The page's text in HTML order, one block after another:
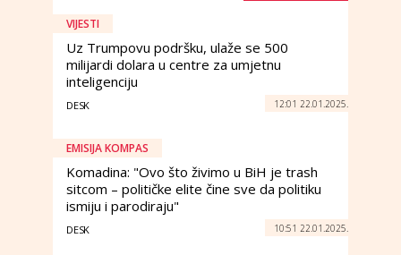
VIJESTI
Uz Trumpovu podršku, ulaže se 500
milijardi dolara u centre za umjetnu
inteligenciju
DESK 12:01 22.01.2025.
EMISIJA KOMPAS
Komadina: "Ovo što živimo u BiH je trash
sitcom – političke elite čine sve da politiku
ismiju i parodiraju"
DESK 10:51 22.01.2025.